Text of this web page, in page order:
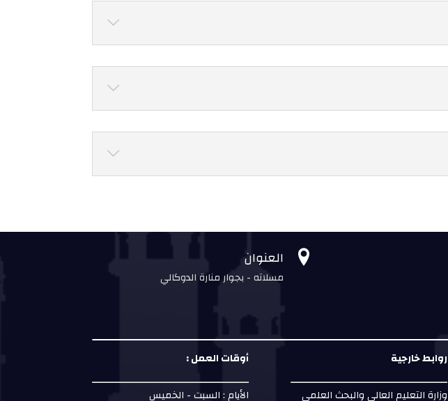
 العنوان
مسلاته - بجوار منارة الدوكالي
روابط خارجية
وزارة التعليم العالي والبحث العلمي
أوقات العمل :
الأيام : السبت - الخميس